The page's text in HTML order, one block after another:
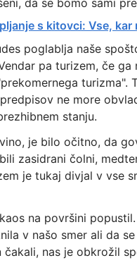
da se bomo sami
s kitovci: Vse, kar
poglablja naše
pa turizem, če
turizma".
ne more
stanju.
je bilo očitno, da
zasidrani čolni,
je tukaj divjal v vse
na površini
v našo smer ali da
nas je obkrožil